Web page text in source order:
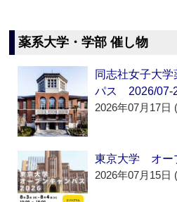
薬系大学・学部 催し物
同志社女子大
パス 2026/07-
2026年07月17日
東京大学 オー
2026年07月15日